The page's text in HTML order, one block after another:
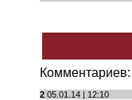
Комментариев:
205.01.14 | 12:10